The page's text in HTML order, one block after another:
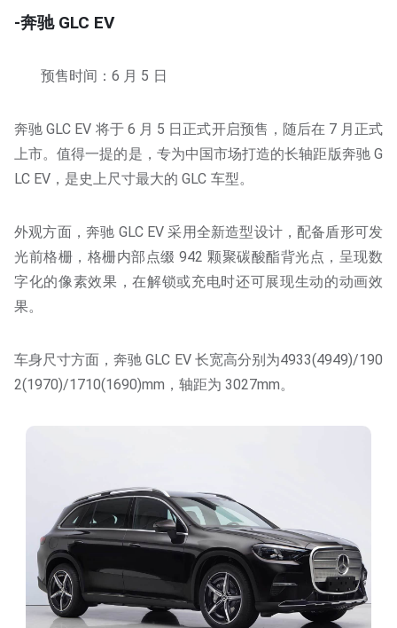
-奔驰 GLC EV
预售时间：6 月 5 日
奔驰 GLC EV 将于 6 月 5 日正式开启预售，随后在 7 月正式
上市。值得一提的是，专为中国市场打造的长轴距版奔驰 G
LC EV，是史上尺寸最大的 GLC 车型。
外观方面，奔驰 GLC EV 采用全新造型设计，配备盾形可发
光前格栅，格栅内部点缀 942 颗聚碳酸酯背光点，呈现数
字化的像素效果，在解锁或充电时还可展现生动的动画效
果。
车身尺寸方面，奔驰 GLC EV 长宽高分别为4933(4949)/190
2(1970)/1710(1690)mm，轴距为 3027mm。